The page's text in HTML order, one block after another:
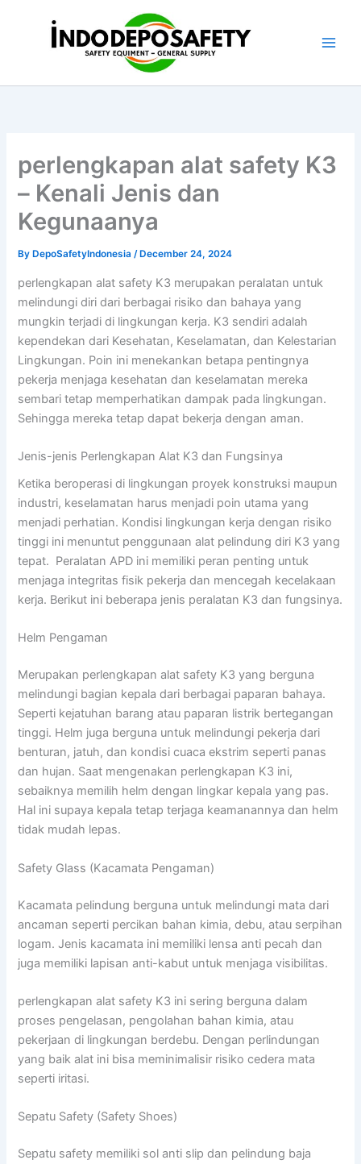
perlengkapan alat safety K3
– Kenali Jenis dan
Kegunaanya
By DepoSafetyIndonesia/ December 24, 2024
perlengkapan alat safety K3 merupakan peralatan untuk
melindungi diri dari berbagai risiko dan bahaya yang
mungkin terjadi di lingkungan kerja. K3 sendiri adalah
kependekan dari Kesehatan, Keselamatan, dan Kelestarian
Lingkungan. Poin ini menekankan betapa pentingnya
pekerja menjaga kesehatan dan keselamatan mereka
sembari tetap memperhatikan dampak pada lingkungan.
Sehingga mereka tetap dapat bekerja dengan aman.
Jenis-jenis Perlengkapan Alat K3 dan Fungsinya
Ketika beroperasi di lingkungan proyek konstruksi maupun
industri, keselamatan harus menjadi poin utama yang
menjadi perhatian. Kondisi lingkungan kerja dengan risiko
tinggi ini menuntut penggunaan alat pelindung diri K3 yang
tepat. Peralatan APD ini memiliki peran penting untuk
menjaga integritas fisik pekerja dan mencegah kecelakaan
kerja. Berikut ini beberapa jenis peralatan K3 dan fungsinya.
Helm Pengaman
Merupakan perlengkapan alat safety K3 yang berguna
melindungi bagian kepala dari berbagai paparan bahaya.
Seperti kejatuhan barang atau paparan listrik bertegangan
tinggi. Helm juga berguna untuk melindungi pekerja dari
benturan, jatuh, dan kondisi cuaca ekstrim seperti panas
dan hujan. Saat mengenakan perlengkapan K3 ini,
sebaiknya memilih helm dengan lingkar kepala yang pas.
Hal ini supaya kepala tetap terjaga keamanannya dan helm
tidak mudah lepas.
Safety Glass (Kacamata Pengaman)
Kacamata pelindung berguna untuk melindungi mata dari
ancaman seperti percikan bahan kimia, debu, atau serpihan
logam. Jenis kacamata ini memiliki lensa anti pecah dan
juga memiliki lapisan anti-kabut untuk menjaga visibilitas.
perlengkapan alat safety K3 ini sering berguna dalam
proses pengelasan, pengolahan bahan kimia, atau
pekerjaan di lingkungan berdebu. Dengan perlindungan
yang baik alat ini bisa meminimalisir risiko cedera mata
seperti iritasi.
Sepatu Safety (Safety Shoes)
Sepatu safety memiliki sol anti slip dan pelindung baja